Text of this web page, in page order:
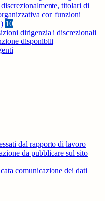
titolari di
con funzioni
10
dirigenziali discrezionali
disponibili
dal rapporto di lavoro
da pubblicare sul sito
comunicazione dei dati